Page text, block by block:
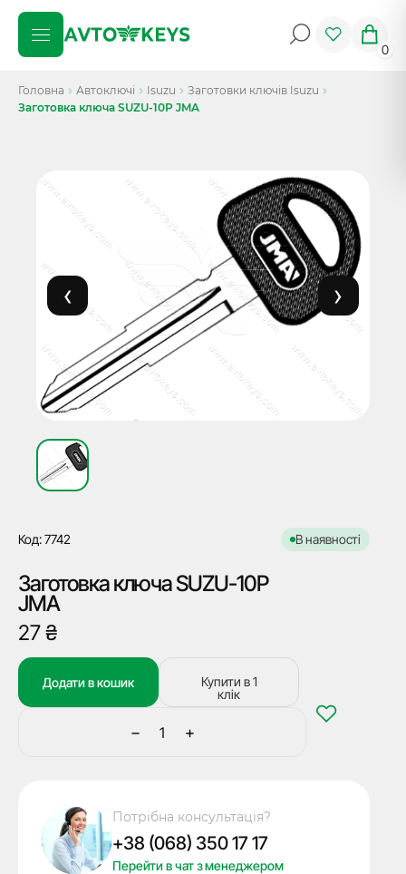
0
Головна Автоключі Isuzu
Заготовки ключів Isuzu
Заготовка ключа SUZU-10P JMA
Код: 7742 В наявності
Заготовка ключа SUZU-10P
JMA
27₴
−
Заготовка
JMA
кількість
+
Додати в кошик
Купити в 1
клік
Потрібна консультація?
+38 (068) 350 17 17
Перейти в чат з менеджером